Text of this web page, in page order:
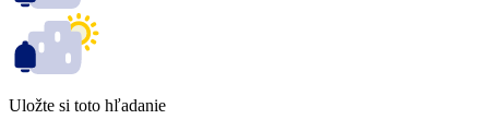
Uložte si toto hľadanie